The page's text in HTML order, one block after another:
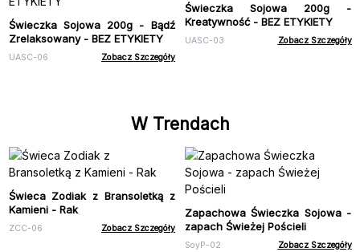
Świeczka Sojowa 200g - Bądź
Zrelaksowany - BEZ ETYKIETY
UASC-06 Zobacz Szczegóły
Świeczka Sojowa 200g -
Kreatywność - BEZ ETYKIETY
UASC-03 Zobacz Szczegóły
W Trendach
Świeca Zodiak z Bransoletką z
Kamieni - Rak
ZCC-06 Zobacz Szczegóły
Zapachowa Świeczka Sojowa -
zapach Świeżej Pościeli
SoyP-02 Zobacz Szczegóły